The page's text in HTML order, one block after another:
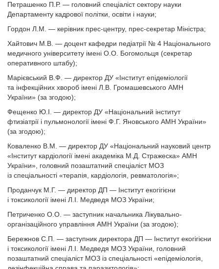
Петрашенко П.Р. — головний спеціаліст сектору науки
Департаменту кадрової політки, освіти і науки;
Гордон Л.М. — керівник прес-центру, прес-секретар Міністра;
Хайтович М.В. — доцент кафедри педіатрії № 4 Національного
медичного університету імені О.О. Богомольця (секретар
оперативного штабу);
Марієвський В.Ф. — директор ДУ «Інститут епідеміології
та інфекційних хвороб імені Л.В. Громашевського АМН
України» (за згодою);
Фещенко Ю.І. — директор ДУ «Національний інститут
фтизіатрії і пульмонології імені Ф.Г. Яновського АМН України»
(за згодою);
Коваленко В.М. — директор ДУ «Національний науковий центр
«Інститут кардіології імені академіка М.Д. Стражеска» АМН
Украї­ни», головний позаштатний спеціаліст МОЗ
із спеціальності «терапія, кардіологія, ревматологія»;
Проданчук М.Г. — директор ДП — Інститут екогігієни
і токсикології імені Л.І. Медведя МОЗ України;
Петриченко О.О. — заступник начальника Лікувально-
організаційного управління АМН України (за згодою);
Бережнов С.П. — заступник директора ДП — Інститут екогігіє­ни
і токсикології імені Л.І. Медведя МОЗ України, головний
позаштатний спеціаліст МОЗ із спеціальності «епідеміологія,